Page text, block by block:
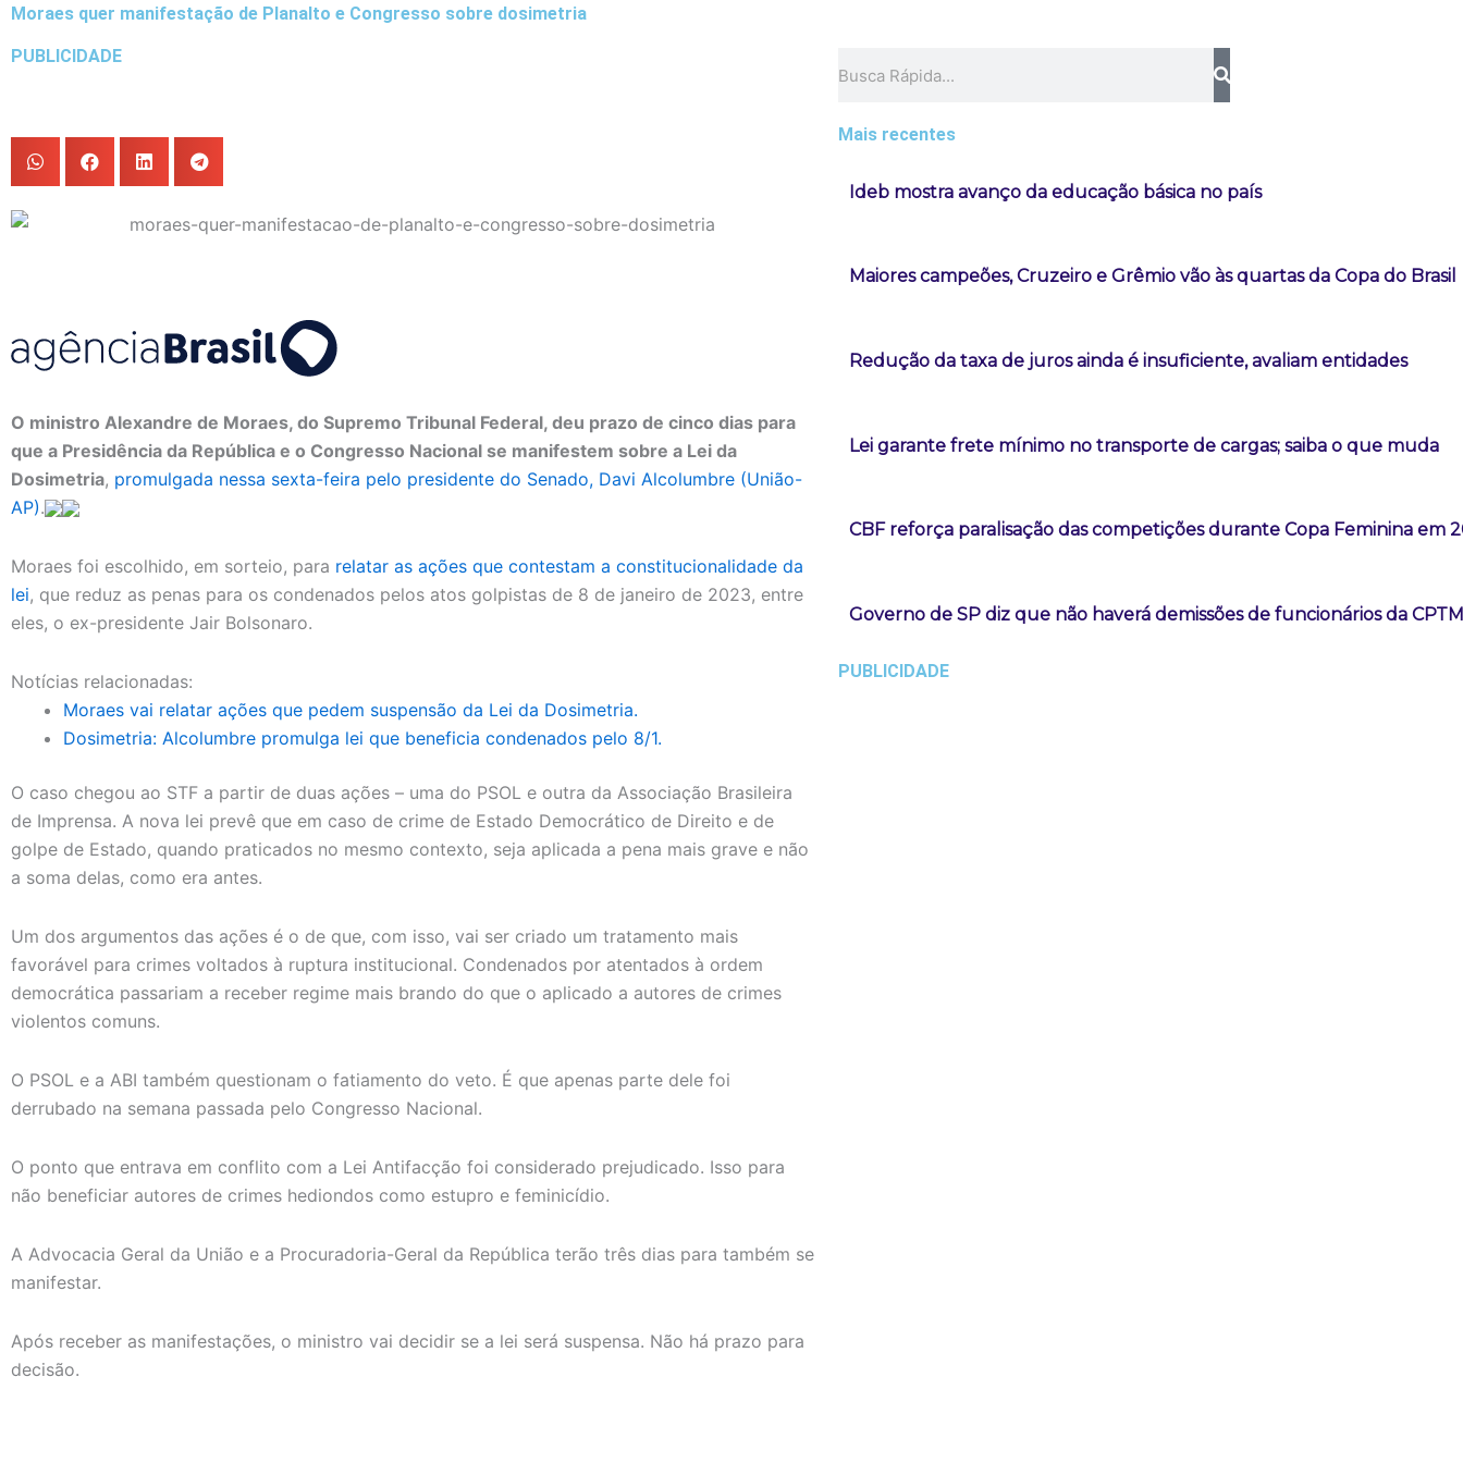
Moraes quer manifestação de Planalto e Congresso sobre dosimetria
PUBLICIDADE
O ministro Alexandre de Moraes, do Supremo Tribunal Federal, deu prazo de cinco dias para
que a Presidência da República e o Congresso Nacional se manifestem sobre a Lei da
Dosimetria, promulgada nessa sexta-feira pelo presidente do Senado, Davi Alcolumbre (União-
AP).
Moraes foi escolhido, em sorteio, para relatar as ações que contestam a constitucionalidade da
lei, que reduz as penas para os condenados pelos atos golpistas de 8 de janeiro de 2023, entre
eles, o ex-presidente Jair Bolsonaro.
Notícias relacionadas:
Moraes vai relatar ações que pedem suspensão da Lei da Dosimetria.
Dosimetria: Alcolumbre promulga lei que beneficia condenados pelo 8/1.
O caso chegou ao STF a partir de duas ações – uma do PSOL e outra da Associação Brasileira
de Imprensa. A nova lei prevê que em caso de crime de Estado Democrático de Direito e de
golpe de Estado, quando praticados no mesmo contexto, seja aplicada a pena mais grave e não
a soma delas, como era antes.
Um dos argumentos das ações é o de que, com isso, vai ser criado um tratamento mais
favorável para crimes voltados à ruptura institucional. Condenados por atentados à ordem
democrática passariam a receber regime mais brando do que o aplicado a autores de crimes
violentos comuns.
O PSOL e a ABI também questionam o fatiamento do veto. É que apenas parte dele foi
derrubado na semana passada pelo Congresso Nacional.
O ponto que entrava em conflito com a Lei Antifacção foi considerado prejudicado. Isso para
não beneficiar autores de crimes hediondos como estupro e feminicídio.
A Advocacia Geral da União e a Procuradoria-Geral da República terão três dias para também se
manifestar.
Após receber as manifestações, o ministro vai decidir se a lei será suspensa. Não há prazo para
decisão.
Mais recentes
Ideb mostra avanço da educação básica no país
Maiores campeões, Cruzeiro e Grêmio vão às quartas da Copa do Brasil
Redução da taxa de juros ainda é insuficiente, avaliam entidades
Lei garante frete mínimo no transporte de cargas; saiba o que muda
CBF reforça paralisação das competições durante Copa Feminina em
Governo de SP diz que não haverá demissões de funcionários da CPTM
PUBLICIDADE